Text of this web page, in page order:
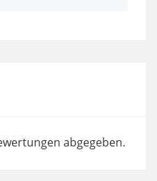
abgegeben.